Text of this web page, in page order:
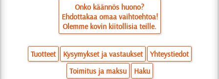
Onko käännös huono?
Ehdottakaa omaa vaihtoehtoa!
Olemme kovin kiitollisia teille.
Tuotteet Kysymykset ja vastaukset
Yhteystiedot
Toimitus ja maksu
Haku